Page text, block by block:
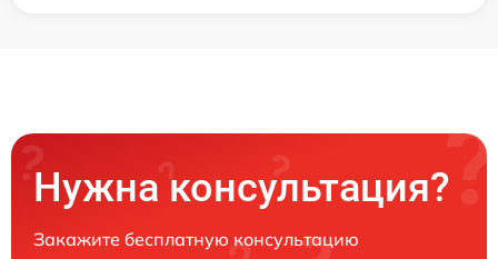
Нужна консультация?
Закажите бесплатную консультацию